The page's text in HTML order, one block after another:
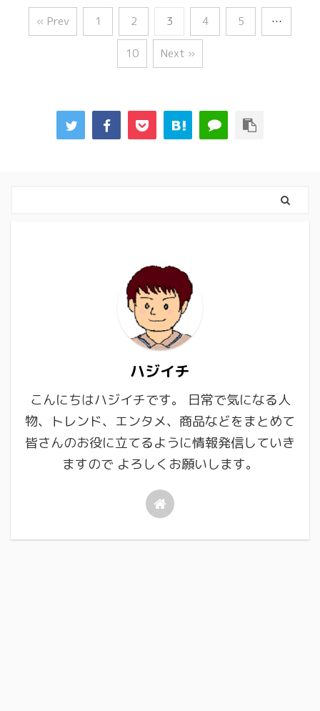
« Prev 1 2 3 4 5 …
10 Next »
ハジイチ
こんにちはハジイチです。 日常で気になる人
物、トレンド、エンタメ、商品などをまとめて
皆さんのお役に立てるように情報発信していき
ますので よろしくお願いします。